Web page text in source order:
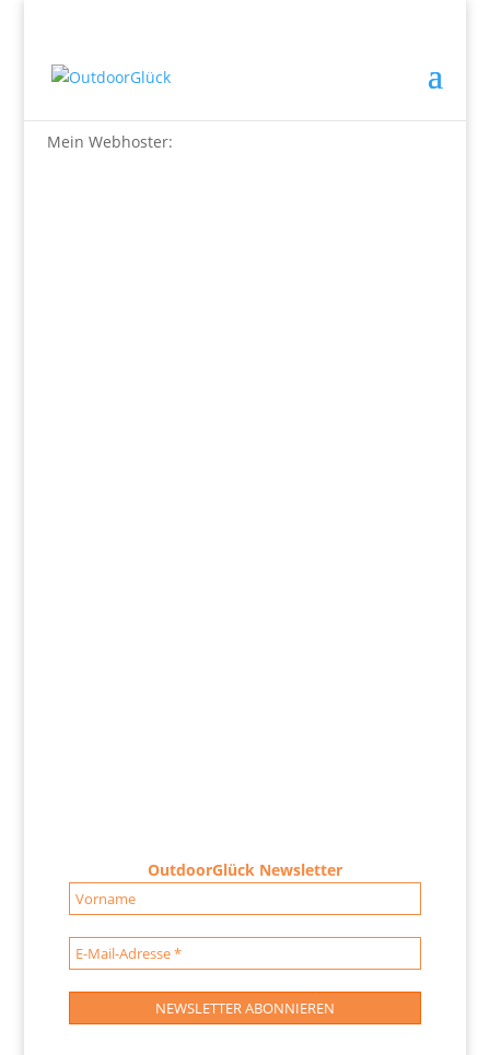
Links
Mein Webhoster:
OutdoorGlück Newsletter